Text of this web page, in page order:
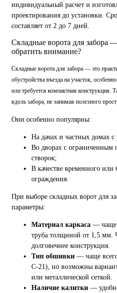
индивидуальный расчет и
проектирования до установки.
составляет от 2 до 7 дней.
Складные ворота для забора
обратить внимание?
Складные ворота для забора — это
обустройства въезда на участок,
или требуется компактная конструкция.
вдоль забора, не занимая полезного
Они особенно популярны:
На дачах и частных домах
Во дворах с ограниченным
створок;
В качестве временного или
ограждения.
При выборе складных ворот для
параметры:
Материал каркаса — чаще
труба толщиной от 1,5 мм.
долговечнее конструкция.
Тип обшивки — чаще
С-21), но возможны
или металлической сеткой.
Наличие калитки —